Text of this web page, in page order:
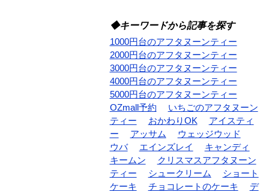
◆キーワードから記事を探す
1000円台のアフタヌーンティー
2000円台のアフタヌーンティー
3000円台のアフタヌーンティー
4000円台のアフタヌーンティー
5000円台のアフタヌーンティー
OZmall予約
いちごのアフタヌーン
ティー
おかわりOK
アイスティ
ー
アッサム
ウェッジウッド
ウバ
エインズレイ
キャンディ
キームン
クリスマスアフタヌーン
ティー
シュークリーム
ショート
ケーキ
チョコレートのケーキ
デ